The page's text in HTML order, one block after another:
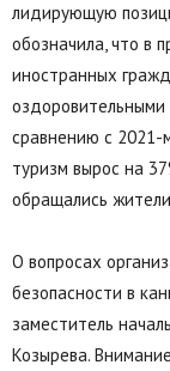
лидирующую
обозначила, что в
иностранных
оздоровительными
сравнению с 2021-
туризм вырос на
обращались
О вопросах
безопасности в
заместитель
Козырева.